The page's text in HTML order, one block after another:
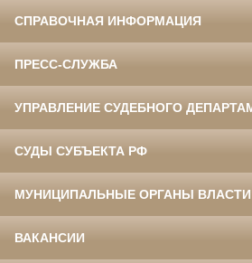
СПРАВОЧНАЯ ИНФОРМАЦИЯ
ПРЕСС-СЛУЖБА
УПРАВЛЕНИЕ СУДЕБНОГО
СУДЫ СУБЪЕКТА РФ
МУНИЦИПАЛЬНЫЕ ОРГАНЫ ВЛАСТИ
ВАКАНСИИ